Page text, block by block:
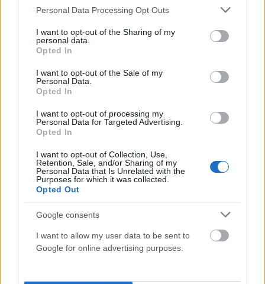
Please note that this website/app uses one or more Google
not limited to your visit or usage behaviour. You may click to
grant or deny consent to Google and its third-party tags to
use your data for below specified purposes in below Google
consent section.
Personal Data Processing Opt Outs
I want to opt-out of the Sharing of my
personal data.
Opted In
I want to opt-out of the Sale of my
Personal Data.
Opted In
I want to opt-out of processing my
Personal Data for Targeted Advertising.
Opted In
I want to opt-out of Collection, Use,
Retention, Sale, and/or Sharing of my
Personal Data that Is Unrelated with the
Purposes for which it was collected.
Opted Out
Google consents
I want to allow my user data to be sent to
Google for online advertising purposes.
Καιρός: «Διχάζεται» η χώρα σήμερα – Βροχές και
καταιγίδες στα βόρεια, καλοκαιρία στα υπόλοιπα
ΑΝΑΡΤΗΘΗΚΕ ΑΠΟΣΤΈΛΛΑ ΛΊΤΑΙΝΑ 9 ΙΟΥΛΊΟΥ 2026